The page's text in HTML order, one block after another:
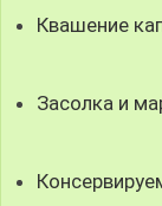
Квашение
Засолка и